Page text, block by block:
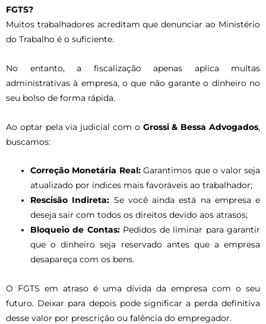
FGTS?
Muitos trabalhadores acreditam que denunciar ao Ministério
do Trabalho é o suficiente.
No entanto, a fiscalização apenas aplica multas
administrativas à empresa, o que não garante o dinheiro no
seu bolso de forma rápida.
Ao optar pela via judicial com o Grossi & Bessa Advogados,
buscamos:
Correção Monetária Real:Garantimos que o valor seja
atualizado por índices mais favoráveis ao trabalhador;
Rescisão Indireta: Se você ainda está na empresa e
deseja sair com todos os direitos devido aos atrasos;
Bloqueio de Contas:Pedidos de liminar para garantir
que o dinheiro seja reservado antes que a empresa
desapareça com os bens.
O FGTS em atraso é uma dívida da empresa com o seu
futuro. Deixar para depois pode significar a perda definitiva
desse valor por prescrição ou falência do empregador.